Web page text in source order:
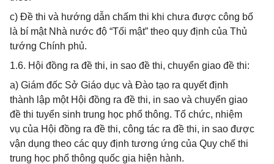
c) Đề thi và hướng dẫn chấm thi khi chưa được công bố
là bí mật Nhà nước độ “Tối mật” theo quy định của Thủ
tướng Chính phủ.
1.6. Hội đồng ra đề thi, in sao đề thi, chuyển giao đề thi:
a) Giám đốc Sở Giáo dục và Đào tạo ra quyết định
thành lập một Hội đồng ra đề thi, in sao và chuyển giao
đề thi tuyển sinh trung học phổ thông. Tổ chức, nhiệm
vụ của Hội đồng ra đề thi, công tác ra đề thi, in sao được
vận dụng theo các quy định tương ứng của Quy chế thi
trung học phổ thông quốc gia hiện hành.